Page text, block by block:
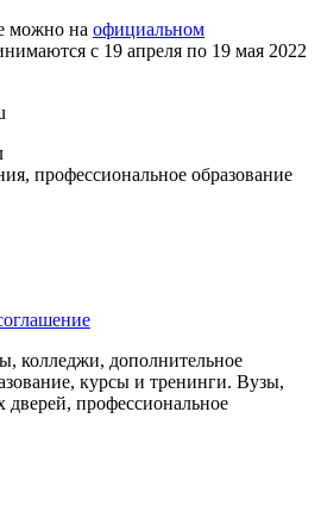
можно на официальном
с 19 апреля по 19 мая 2022
профессиональное образование
колледжи, дополнительное
курсы и тренинги. Вузы,
профессиональное